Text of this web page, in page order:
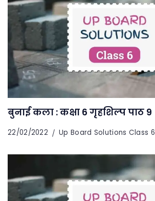
बुनाई कला : कक्षा 6 गृहशिल्प पाठ 9
22/02/2022 Up Board Solutions Class 6